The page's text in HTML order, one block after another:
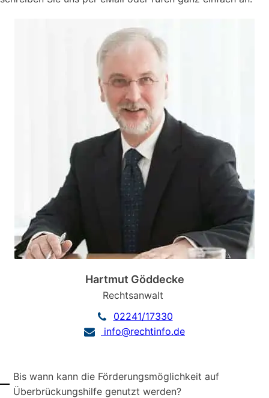
Hartmut Göddecke
Rechtsanwalt
02241/17330
info@rechtinfo.de
Bis wann kann die Förderungsmöglichkeit auf
Überbrückungshilfe genutzt werden?